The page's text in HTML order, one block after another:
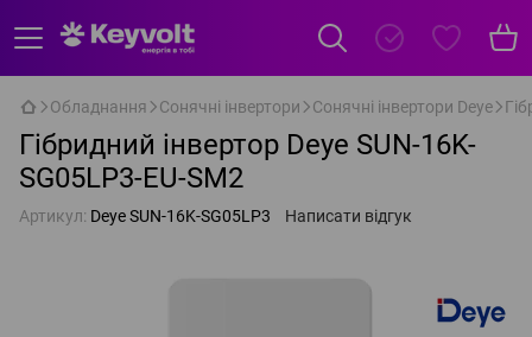
Обладнання Сонячні інвертори Сонячні інвертори Deye
Гібридний інвертор Deye SUN-16K-
SG05LP3-EU-SM2
Артикул: Deye SUN-16K-SG05LP3 Написати відгук